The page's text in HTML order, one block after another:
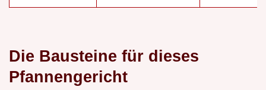
Die Bausteine für dieses
Pfannengericht